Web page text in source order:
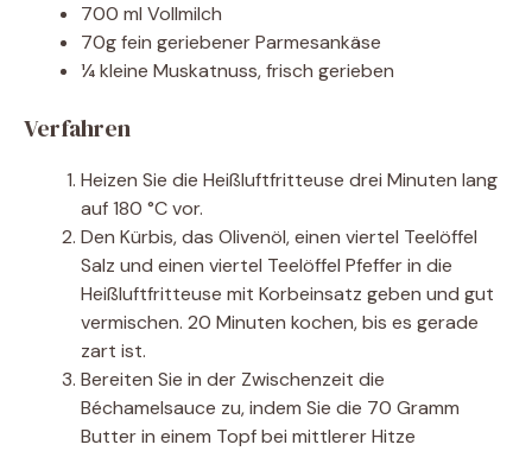
700 ml Vollmilch
70g fein geriebener Parmesankäse
¼ kleine Muskatnuss, frisch gerieben
Verfahren
Heizen Sie die Heißluftfritteuse drei Minuten lang
auf 180 °C vor.
Den Kürbis, das Olivenöl, einen viertel Teelöffel
Salz und einen viertel Teelöffel Pfeffer in die
Heißluftfritteuse mit Korbeinsatz geben und gut
vermischen. 20 Minuten kochen, bis es gerade
zart ist.
Bereiten Sie in der Zwischenzeit die
Béchamelsauce zu, indem Sie die 70 Gramm
Butter in einem Topf bei mittlerer Hitze